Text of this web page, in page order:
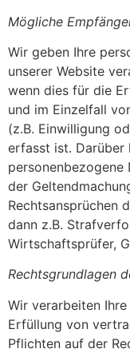
Mögliche
Wir geben Ihre
unserer Website
wenn dies für die
und im Einzelfall
(z.B. Einwilligung
erfasst ist. Darüber
der
Rechtsansprüchen
dann z.B.
Wirtschaftsprüfer,
Rechtsgrundlagen
Wir verarbeiten
Erfüllung von
Pflichten auf der